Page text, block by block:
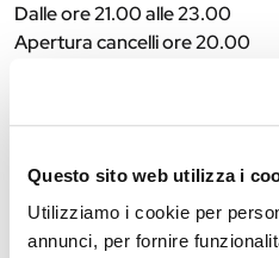
Questo sito web utilizza i
Utilizziamo i cookie per
annunci, per fornire
Dalle ore 21.00 alle 23.00
Apertura cancelli ore 20.00
Ingresso a offerta libera,
L’area dispone di posti a